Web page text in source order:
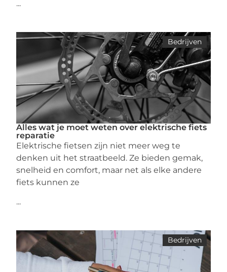
...
Bedrijven
Alles wat je moet weten over elektrische fiets
reparatie
Elektrische fietsen zijn niet meer weg te
denken uit het straatbeeld. Ze bieden gemak,
snelheid en comfort, maar net als elke andere
fiets kunnen ze
...
Bedrijven